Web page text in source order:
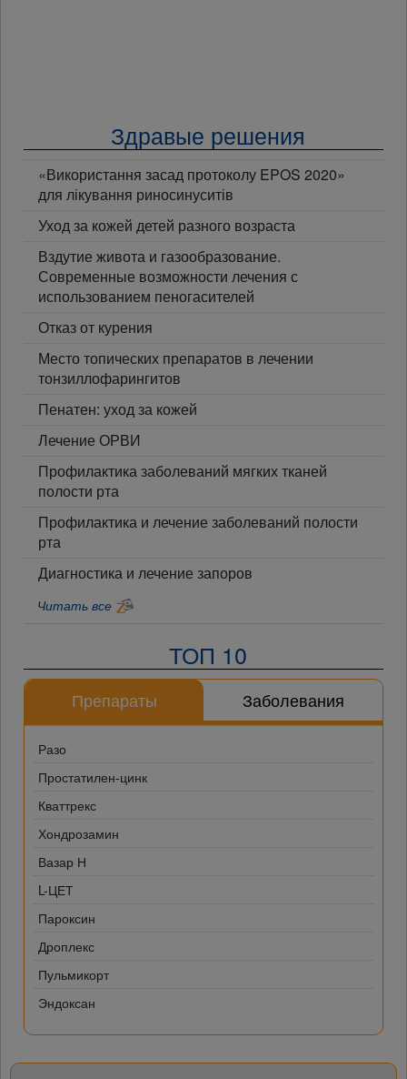
Здравые решения
«Використання засад протоколу EPOS 2020»
для лікування риносинуситів
Уход за кожей детей разного возраста
Вздутие живота и газообразование.
Современные возможности лечения с
использованием пеногасителей
Отказ от курения
Место топических препаратов в лечении
тонзиллофарингитов
Пенатен: уход за кожей
Лечение ОРВИ
Профилактика заболеваний мягких тканей
полости рта
Профилактика и лечение заболеваний полости
рта
Диагностика и лечение запоров
Читать все
ТОП 10
Препараты Заболевания
Разо
Простатилен-цинк
Кваттрекс
Хондрозамин
Вазар Н
L-ЦЕТ
Пароксин
Дроплекс
Пульмикорт
Эндоксан